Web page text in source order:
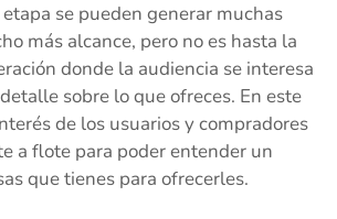
se pueden generar muchas
más alcance, pero no es hasta la
donde la audiencia se interesa
sobre lo que ofreces. En este
de los usuarios y compradores
a flote para poder entender un
que tienes para ofrecerles.